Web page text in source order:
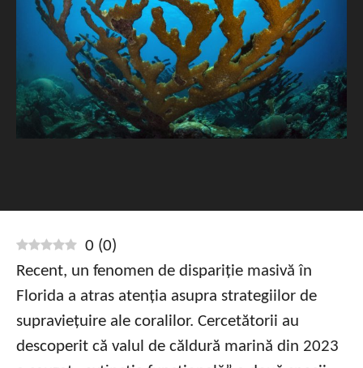
0 (0)
Recent, un fenomen de dispariție masivă în
Florida a atras atenția asupra strategiilor de
supraviețuire ale coralilor. Cercetătorii au
descoperit că valul de căldură marină din 2023